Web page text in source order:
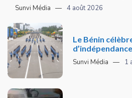
Sunvi Média 4 août 2026
Le Bénin
d’indépendance
Sunvi Média 1